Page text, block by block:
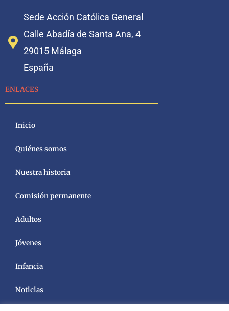
Sede Acción Católica General
Calle Abadía de Santa Ana, 4
29015 Málaga
España
ENLACES
Inicio
Quiénes somos
Nuestra historia
Comisión permanente
Adultos
Jóvenes
Infancia
Noticias